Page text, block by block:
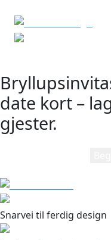
date kort –
gjester.
Snarvei til ferdig design